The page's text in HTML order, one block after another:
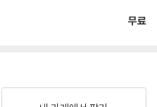
무료